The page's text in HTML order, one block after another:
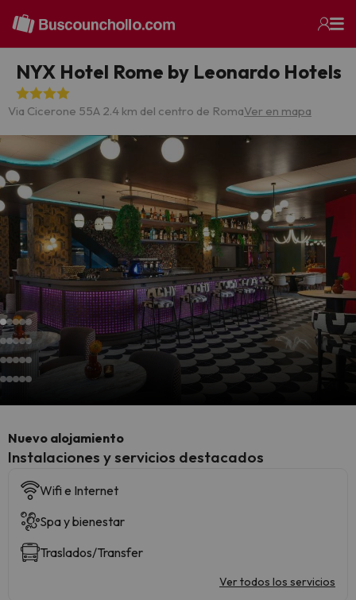
NYX Hotel Rome by Leonardo Hotels
Via Cicerone 55A 2.4 km del centro de RomaVer en mapa
Nuevo alojamiento
Instalaciones y servicios destacados
Wifi e Internet
Spa y bienestar
Traslados/Transfer
Ver todos los servicios